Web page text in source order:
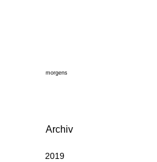
morgens
Archiv
2019